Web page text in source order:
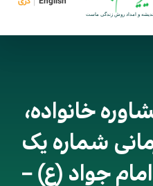
خانواده،
شماره یک
جواد (ع) –